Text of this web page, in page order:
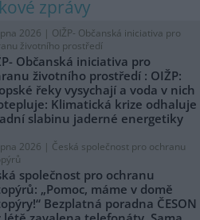
zprávy
2026 | OIŽP- Občanská iniciativa pro
životního prostředí
Občanská iniciativa pro
životního prostředí : OIŽP:
řeky vysychají a voda v nich
Klimatická krize odhaluje
slabinu jaderné energetiky
2026 | Česká společnost pro ochranu
společnost pro ochranu
„Pomoc, máme v domě
Bezplatná poradna ČESON